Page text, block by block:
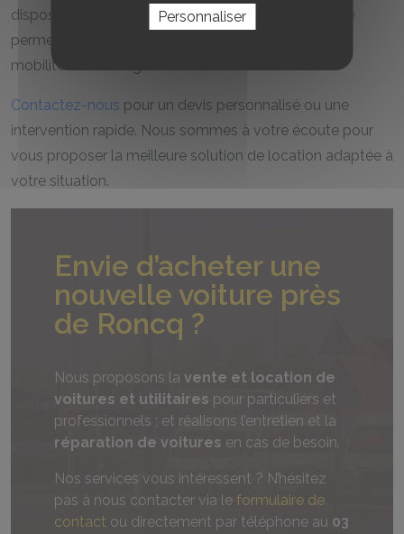
disposition des offres delocation de voiture utilitaire
permettant de répondre à toutes les exigences de
mobilité dans la région.
Contactez-nous pour un devis personnalisé ou une
intervention rapide. Nous sommes à votre écoute pour
vous proposer la meilleure solution de location adaptée à
votre situation.
Envie d’acheter une
nouvelle voiture près
de Roncq ?
Nous proposons la vente et location de
voitures et utilitaires pour particuliers et
professionnels ; et réalisons l’entretien et la
réparation de voitures en cas de besoin.
Nos services vous intéressent ? N’hésitez
pas à nous contacter via le formulaire de
contact ou directement par téléphone au 03
Personnaliser